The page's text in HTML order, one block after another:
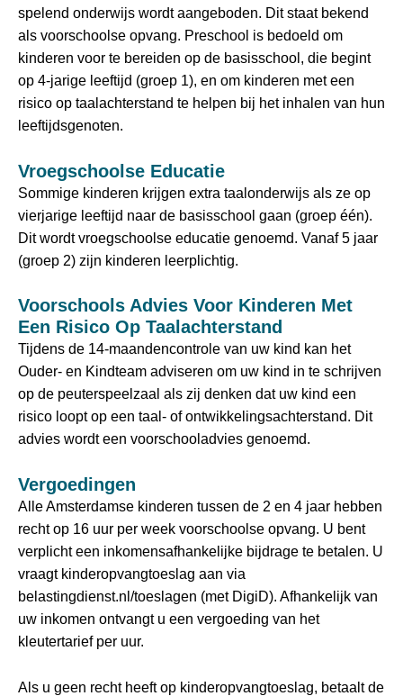
spelend onderwijs wordt aangeboden. Dit staat bekend
als voorschoolse opvang. Preschool is bedoeld om
kinderen voor te bereiden op de basisschool, die begint
op 4-jarige leeftijd (groep 1), en om kinderen met een
risico op taalachterstand te helpen bij het inhalen van hun
leeftijdsgenoten.
Vroegschoolse Educatie
Sommige kinderen krijgen extra taalonderwijs als ze op
vierjarige leeftijd naar de basisschool gaan (groep één).
Dit wordt vroegschoolse educatie genoemd. Vanaf 5 jaar
(groep 2) zijn kinderen leerplichtig.
Voorschools Advies Voor Kinderen Met
Een Risico Op Taalachterstand
Tijdens de 14-maandencontrole van uw kind kan het
Ouder- en Kindteam adviseren om uw kind in te schrijven
op de peuterspeelzaal als zij denken dat uw kind een
risico loopt op een taal- of ontwikkelingsachterstand. Dit
advies wordt een voorschooladvies genoemd.
Vergoedingen
Alle Amsterdamse kinderen tussen de 2 en 4 jaar hebben
recht op 16 uur per week voorschoolse opvang. U bent
verplicht een inkomensafhankelijke bijdrage te betalen. U
vraagt ​​kinderopvangtoeslag aan via
belastingdienst.nl/toeslagen (met DigiD). Afhankelijk van
uw inkomen ontvangt u een vergoeding van het
kleutertarief per uur.
Als u geen recht heeft op kinderopvangtoeslag, betaalt de